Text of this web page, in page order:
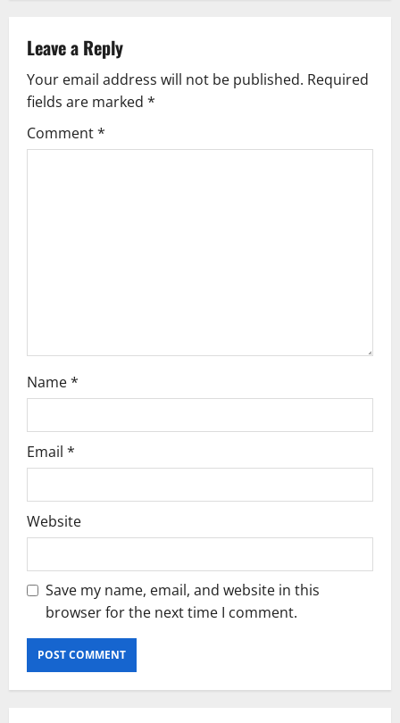
v
i
g
Leave a Reply
Your email address will not be published. Required
fields are marked *
Comment*
Name*
Email *
Website
Save my name, email, and website in this
browser for the next time I comment.